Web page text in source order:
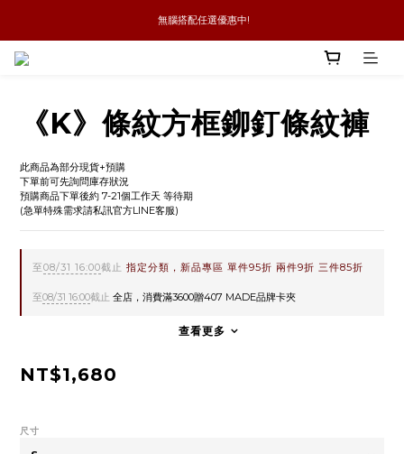
新品優惠任兩件8折
無腦搭配任選優惠中!
《K》條紋方框鉚釘條紋褲
此商品為部分現貨+預購
下單前可先詢問庫存狀況
預購商品下單後約 7-21個工作天 等待期
(急單特殊需求請私訊官方LINE客服)
至08/31 16:00截止 指定分類，新品專區 單件95折 兩件9折 三件85折
至08/31 16:00截止 全店，消費滿3600贈407 MADE品牌卡夾
查看更多
NT$1,680
尺寸